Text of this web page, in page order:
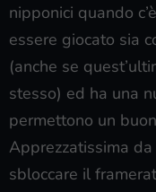
nipponici quando
essere giocato sia
(anche se
stesso) ed ha una
permettono un
Apprezzatissima da
sbloccare il